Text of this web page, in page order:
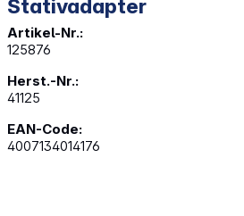
Stativadapter
Artikel-Nr.:
125876
Herst.-Nr.:
41125
EAN-Code:
4007134014176